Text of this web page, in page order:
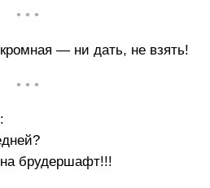
• • •
— ни дать, не взять!
• • •
брудершафт!!!